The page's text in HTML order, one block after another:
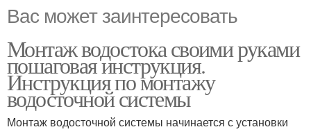
Вас может заинтересовать
Монтаж водостока своими руками
пошаговая инструкция.
Инструкция по монтажу
водосточной системы
Монтаж водосточной системы начинается с установки